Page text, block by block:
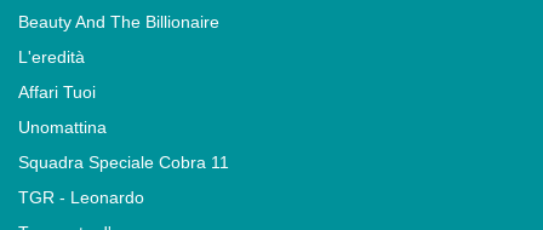
Beauty And The Billionaire
L'eredità
Affari Tuoi
Unomattina
Squadra Speciale Cobra 11
TGR - Leonardo